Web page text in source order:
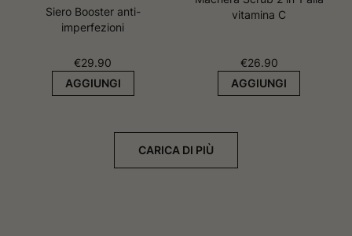
Siero Booster anti-
imperfezioni
€29.90
AGGIUNGI
vitamina C
€26.90
AGGIUNGI
CARICA DI PIÙ